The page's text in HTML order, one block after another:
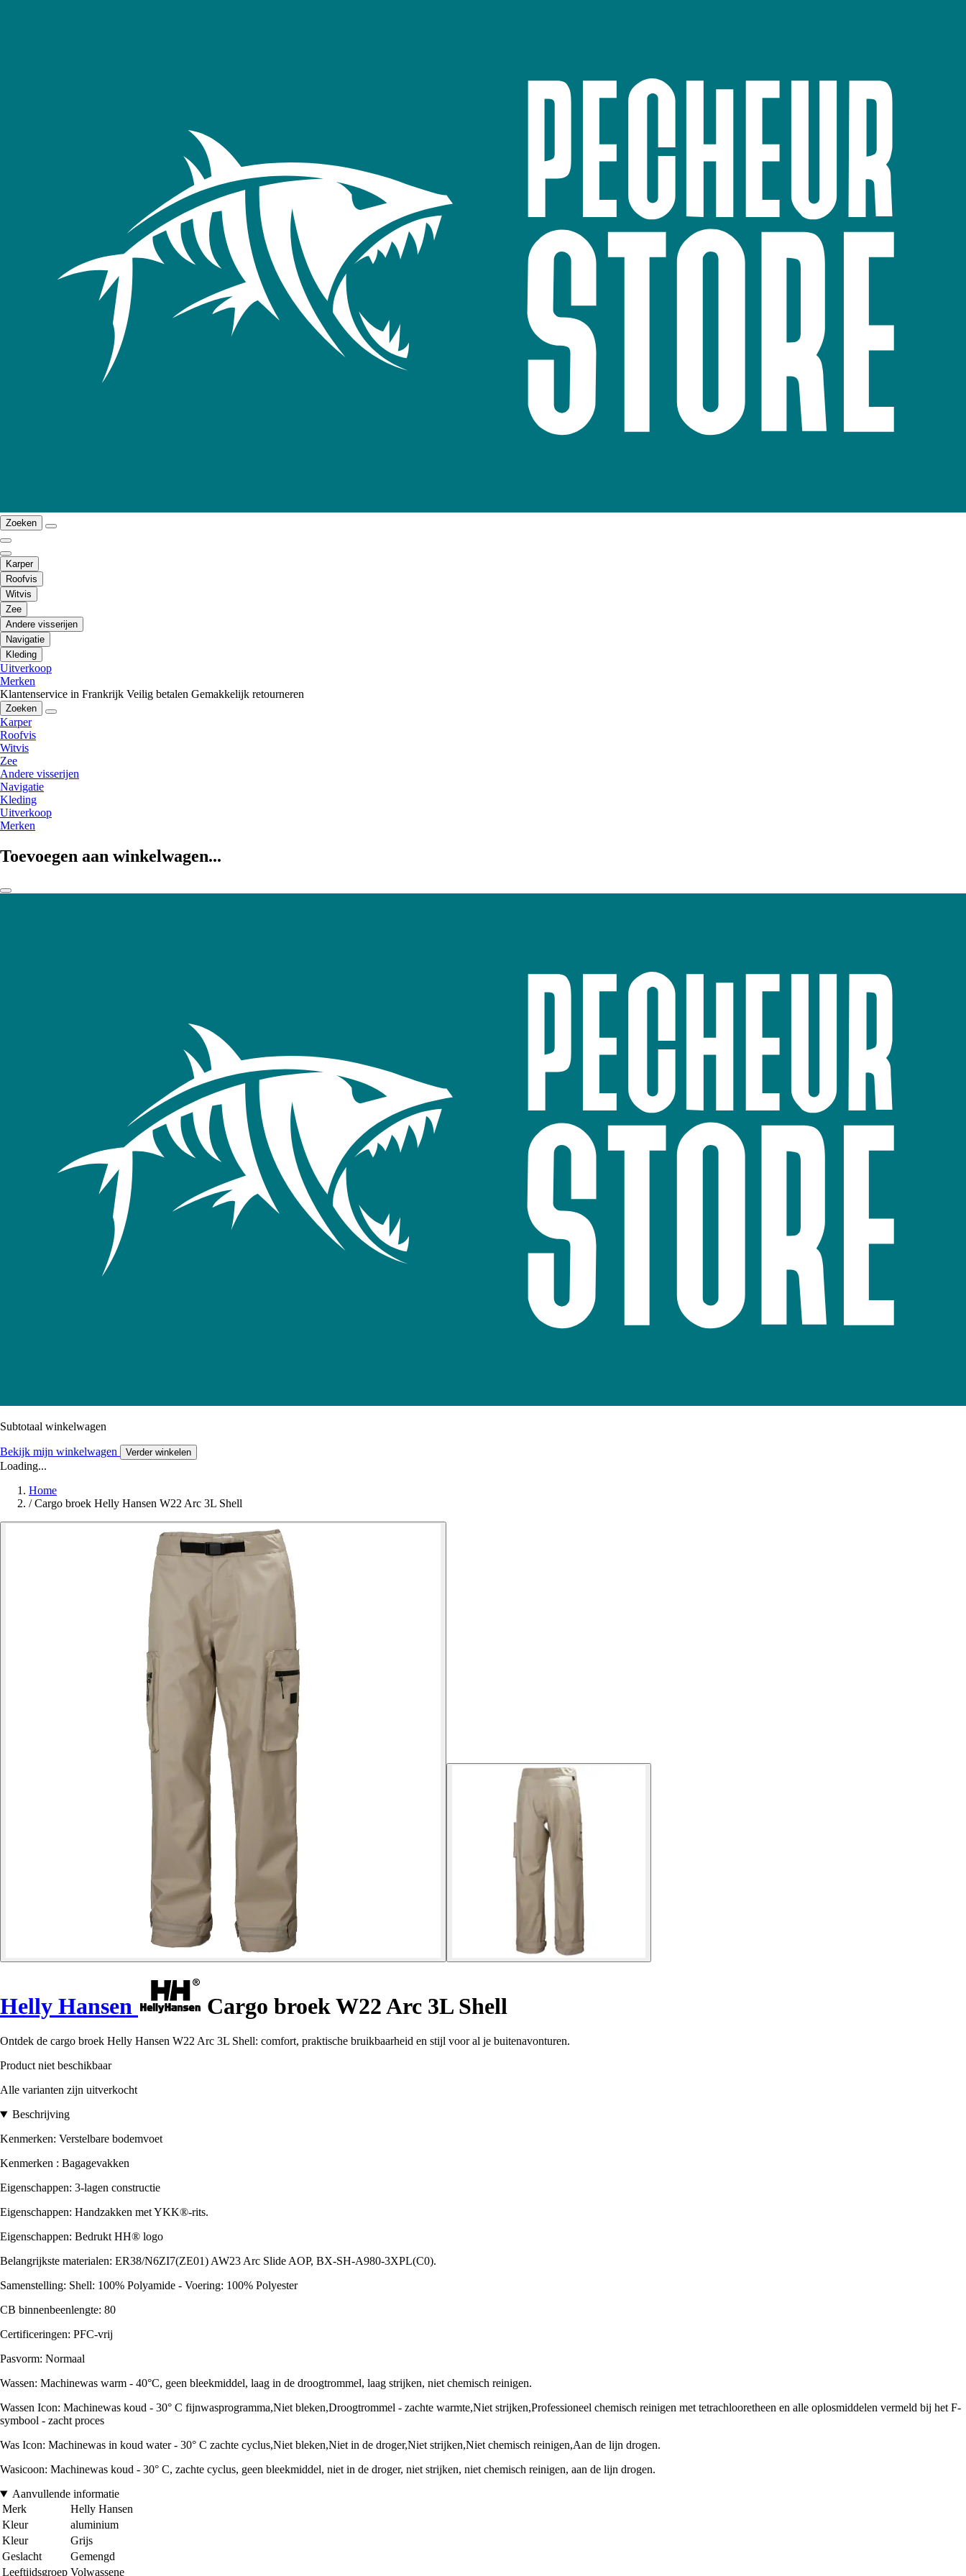
Zoeken
Karper
Roofvis
Witvis
Zee
Andere visserijen
Navigatie
Kleding
Uitverkoop
Merken
Klantenservice in Frankrijk Veilig betalen Gemakkelijk retourneren
Zoeken
Karper
Roofvis
Witvis
Zee
Andere visserijen
Navigatie
Kleding
Uitverkoop
Merken
Toevoegen aan winkelwagen...
Subtotaal winkelwagen
Bekijk mijn winkelwagen Verder winkelen
Loading...
Home
/ Cargo broek Helly Hansen W22 Arc 3L Shell
Helly Hansen Cargo broek W22 Arc 3L Shell
Ontdek de cargo broek Helly Hansen W22 Arc 3L Shell: comfort, praktische bruikbaarheid en stijl voor al je buitenavonturen.
Product niet beschikbaar
Alle varianten zijn uitverkocht
Beschrijving
Kenmerken: Verstelbare bodemvoet
Kenmerken : Bagagevakken
Eigenschappen: 3-lagen constructie
Eigenschappen: Handzakken met YKK®-rits.
Eigenschappen: Bedrukt HH® logo
Belangrijkste materialen: ER38/N6ZI7(ZE01) AW23 Arc Slide AOP, BX-SH-A980-3XPL(C0).
Samenstelling: Shell: 100% Polyamide - Voering: 100% Polyester
CB binnenbeenlengte: 80
Certificeringen: PFC-vrij
Pasvorm: Normaal
Wassen: Machinewas warm - 40°C, geen bleekmiddel, laag in de droogtrommel, laag strijken, niet chemisch reinigen.
Wassen Icon: Machinewas koud - 30° C fijnwasprogramma,Niet bleken,Droogtrommel - zachte warmte,Niet strijken,Professioneel chemisch reinigen met tetrachlooretheen en alle oplosmiddelen vermeld bij het F-
symbool - zacht proces
Was Icon: Machinewas in koud water - 30° C zachte cyclus,Niet bleken,Niet in de droger,Niet strijken,Niet chemisch reinigen,Aan de lijn drogen.
Wasicoon: Machinewas koud - 30° C, zachte cyclus, geen bleekmiddel, niet in de droger, niet strijken, niet chemisch reinigen, aan de lijn drogen.
Aanvullende informatie
Merk
Helly Hansen
Kleur
aluminium
Kleur
Grijs
Geslacht
Gemengd
Leeftijdsgroep Volwassene